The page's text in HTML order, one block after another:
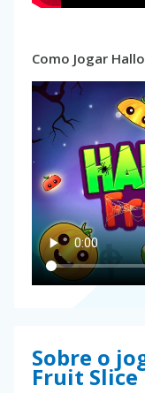
Como Jogar
Sobre o
Fruit Slice